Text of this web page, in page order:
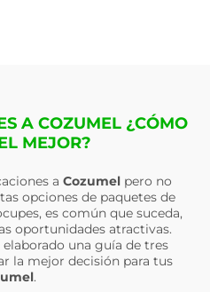
A COZUMEL ¿CÓMO
MEJOR?
a Cozumel pero no
opciones de paquetes de
es común que suceda,
oportunidades atractivas.
una guía de tres
la mejor decisión para tus
.